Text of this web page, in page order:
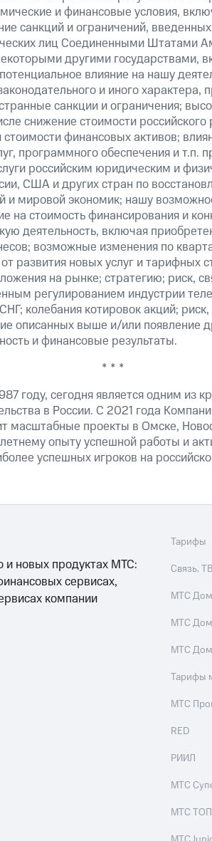
и финансовые условия,
санкций и ограничений,
лиц Соединенными Штатами
другими государствами,
влияние на нашу
и иного характера,
санкции и ограничения;
снижение стоимости
финансовых активов;
программного обеспечения и т.п.
российским юридическим и
США и других стран по
и мировой экономик; нашу
на стоимость финансирования и
деятельность, включая
возможные изменения по
развития новых услуг и тарифных
на рынке; стратегию; риск,
регулированием индустрии
колебания котировок акций;
описанных выше и/или появление
и финансовые результаты.
* * *
году, сегодня является одним из
в России. С 2021 года
масштабные проекты в Омске,
опыту успешной работы и
успешных игроков на
и новых продуктах МТС:
сервисах,
компании
Тарифы
Связь,
МТС
МТС
МТС
Тарифы
МТС
RED
РИИЛ
МТС
МТС ТОП